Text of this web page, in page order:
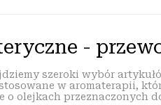
-
szeroki wybór
w aromaterapii,
o olejkach przeznaczonych